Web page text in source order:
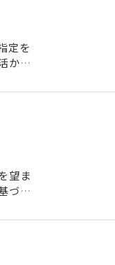
定を
かす
望ま
づ